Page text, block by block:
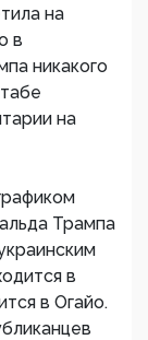
на
в
никакого
на
Трампа
в
в Огайо.